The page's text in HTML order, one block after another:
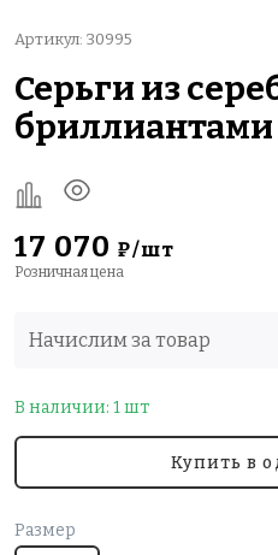
Артикул: 30995
Серьги из
бриллиантами
17 070 ₽/шт
Розничная цена
Начислим за товар
В наличии: 1 шт
Купить в
Размер